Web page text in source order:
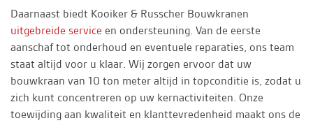
Daarnaast biedt Kooiker & Russcher Bouwkranen
uitgebreide service en ondersteuning. Van de eerste
aanschaf tot onderhoud en eventuele reparaties, ons team
staat altijd voor u klaar. Wij zorgen ervoor dat uw
bouwkraan van 10 ton meter altijd in topconditie is, zodat u
zich kunt concentreren op uw kernactiviteiten. Onze
toewijding aan kwaliteit en klanttevredenheid maakt ons de